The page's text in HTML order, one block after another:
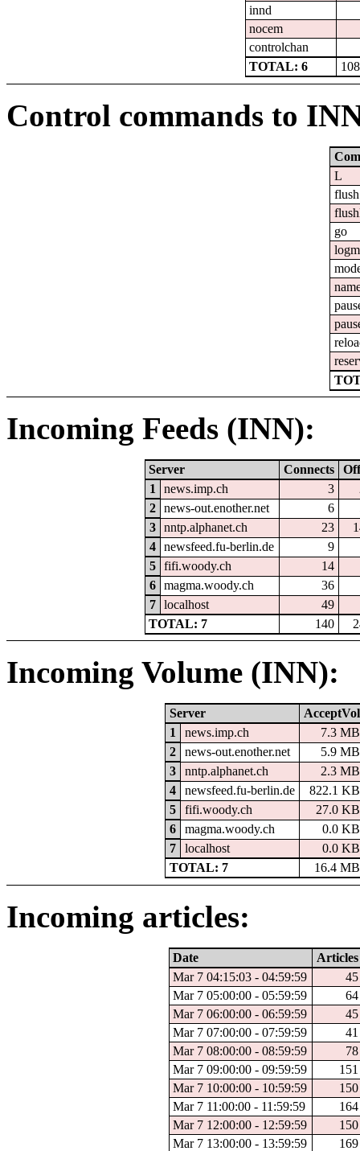
innd
nocem
controlchan
TOTAL: 6
Control commands to
L
flush
go
Incoming Feeds (INN):
Server Connects
1
news.imp.ch 3
2
news-out.enother.net 6
3
nntp.alphanet.ch 23
4
newsfeed.fu-berlin.de 9
5
fifi.woody.ch
14
6
magma.woody.ch
36
7
localhost
49
TOTAL: 7
140
Incoming Volume (INN):
Server
AcceptVol
1
news.imp.ch
7.3 MB
2
news-out.enother.net
5.9 MB
3
nntp.alphanet.ch
2.3 MB
4
newsfeed.fu-berlin.de
822.1 KB
5
fifi.woody.ch
27.0 KB
6
magma.woody.ch
0.0 KB
7
localhost
0.0 KB
TOTAL: 7
16.4 MB
Incoming articles:
Date
Articles
Mar 7 04:15:03 - 04:59:59
45
Mar 7 05:00:00 - 05:59:59
64
Mar 7 06:00:00 - 06:59:59
45
Mar 7 07:00:00 - 07:59:59
41
Mar 7 08:00:00 - 08:59:59
78
Mar 7 09:00:00 - 09:59:59
151
Mar 7 10:00:00 - 10:59:59
150
Mar 7 11:00:00 - 11:59:59
164
Mar 7 12:00:00 - 12:59:59
150
Mar 7 13:00:00 - 13:59:59
169